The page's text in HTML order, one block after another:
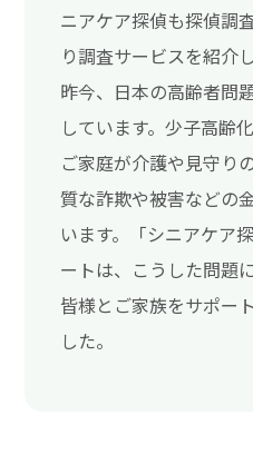
ニアケア探偵も探偵調
り調査サービスを紹介
昨今、日本の高齢者問
しています。少子高齢
ご家庭が介護や見守り
質な詐欺や被害などの
います。「シニアケア
ートは、こうした問題
皆様とご家族をサポー
した。